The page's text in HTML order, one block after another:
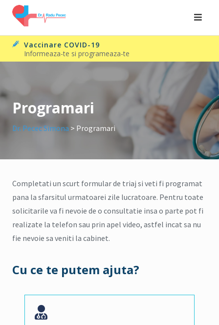
Skip
content
Vaccinare COVID-19
Informeaza-te si programeaza-te
Programari
Dr. Pecec Simona > Programari
Completati un scurt formular de triaj si veti fi programat
pana la sfarsitul urmatoarei zile lucratoare. Pentru toate
solicitarile va fi nevoie de o consultatie insa o parte pot fi
realizate la telefon sau prin apel video, astfel incat sa nu
fie nevoie sa veniti la cabinet.
Cu ce te putem ajuta?